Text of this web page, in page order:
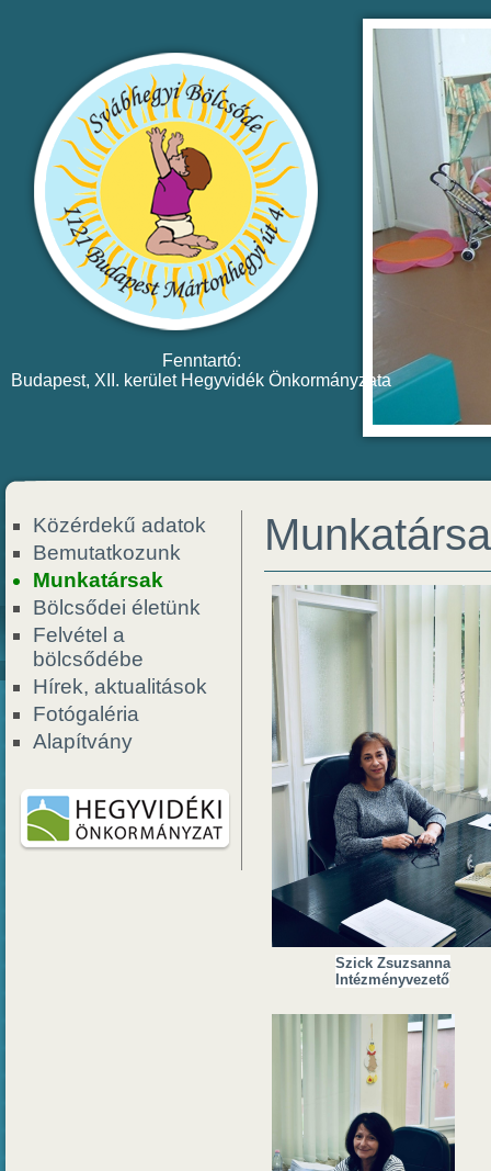
Fenntartó:
Budapest, XII. kerület Hegyvidék Önkormányzata
Közérdekű adatok
Bemutatkozunk
Munkatársak
Bölcsődei életünk
Felvétel a
bölcsődébe
Hírek, aktualitások
Fotógaléria
Alapítvány
Szick Zsuzsanna
Intézményvezető